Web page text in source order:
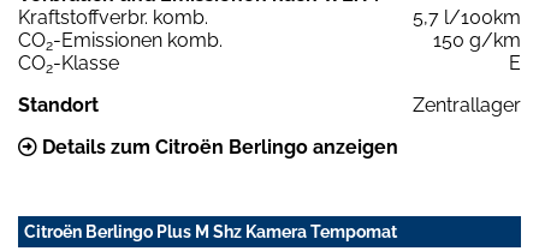
Kraftstoffverbr. komb.
5,7 l/100km
CO2-Emissionen komb.
150 g/km
CO2-Klasse
E
Standort
Zentrallager
Details zum Citroën Berlingo anzeigen
Citroën Berlingo Plus M Shz Kamera Tempomat